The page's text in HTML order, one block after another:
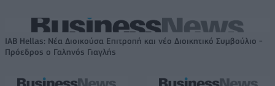
IAB Hellas: Νέα Διοικούσα Επιτροπή και νέο Διοικητικό Συμβούλιο -
Πρόεδρος ο Γαληνός Γιαγλής